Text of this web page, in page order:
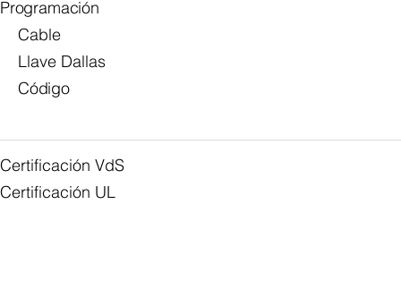
Llave Dallas
Código
Cable
Programación
Certificación VdS
Certificación UL